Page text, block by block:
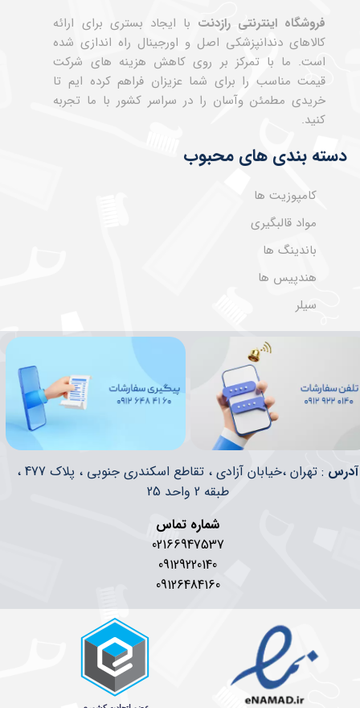
فروشگاه اینترنتی رازدنت با ایجاد بستری برای ارائه
کالاهای دندانپزشکی اصل و اورجینال راه اندازی شده
است. ما با تمرکز بر روی کاهش هزینه های شرکت
قیمت مناسب را برای شما عزیزان فراهم کرده ایم تا
خریدی مطمئن وآسان را در سراسر کشور با ما تجربه
کنید.
دسته بندی های محبوب
کامپوزیت ها
مواد قالبگیری
باندینگ ها
هندپیس ها
سیلر
​​آدرس
: تهران ،خیابان آزادی ، تقاطع اسکندری جنوبی ، پلاک 477 ،
طبقه 2 واحد 25
شماره تماس
02166947537
09129220140
09126484160